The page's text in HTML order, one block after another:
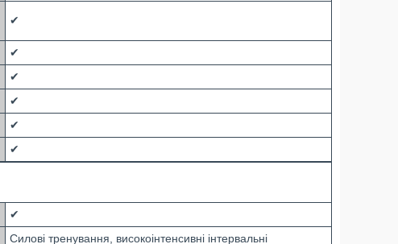
✔
✔
✔
✔
✔
✔
✔
Силові тренування, високоінтенсивні інтервальні